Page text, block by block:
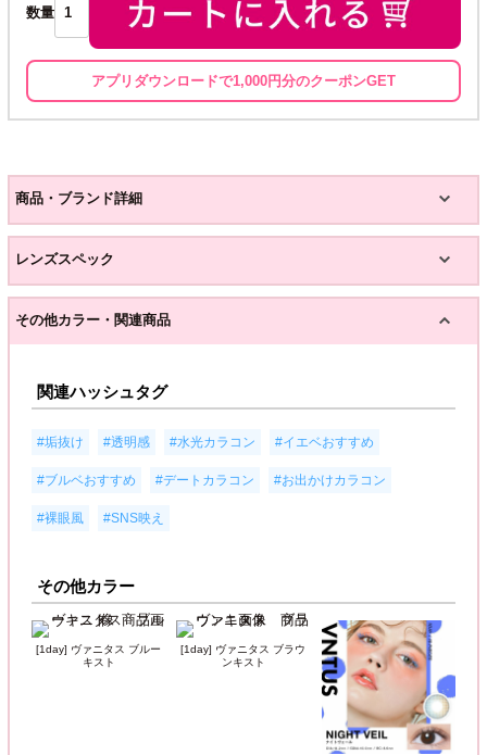
数量
アプリダウンロードで1,000円分のクーポンGET
商品・ブランド詳細
レンズスペック
その他カラー・関連商品
関連ハッシュタグ
#垢抜け #透明感 #水光カラコン #イエベおすすめ
#ブルベおすすめ #デートカラコン #お出かけカラコン
#裸眼風 #SNS映え
その他カラー
[1day] ヴァニタス ブルー
キスト
[1day] ヴァニタス ブラウ
ンキスト